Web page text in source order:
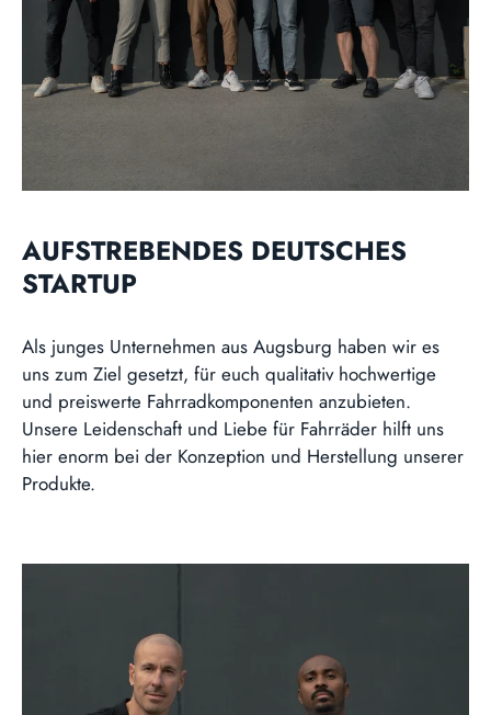
AUFSTREBENDES DEUTSCHES
STARTUP
Als junges Unternehmen aus Augsburg haben wir es
uns zum Ziel gesetzt, für euch qualitativ hochwertige
und preiswerte Fahrradkomponenten anzubieten.
Unsere Leidenschaft und Liebe für Fahrräder hilft uns
hier enorm bei der Konzeption und Herstellung unserer
Produkte.